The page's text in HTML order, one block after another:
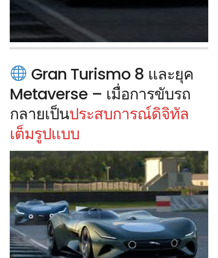
Gran Turismo 8 และยุค
Metaverse – เมื่อการขับรถ
กลายเป็นประสบการณ์ดิจิทัล
เต็มรูปแบบ